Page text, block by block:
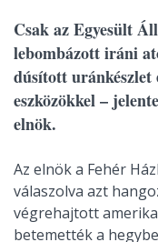
Csak az Egyesült
lebombázott iráni
dúsított uránkészlet
eszközökkel –
elnök.
Az elnök a Fehér
válaszolva azt
végrehajtott
betemették a